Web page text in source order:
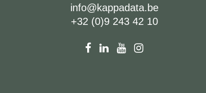
info@kappadata.be
+32 (0)9 243 42 10